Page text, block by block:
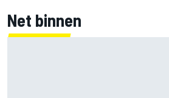
Net binnen